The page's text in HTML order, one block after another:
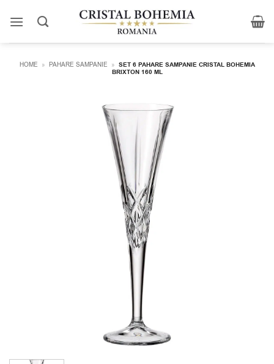
HOME » PAHARE SAMPANIE » SET 6 PAHARE SAMPANIE CRISTAL BOHEMIA
BRIXTON 160 ML